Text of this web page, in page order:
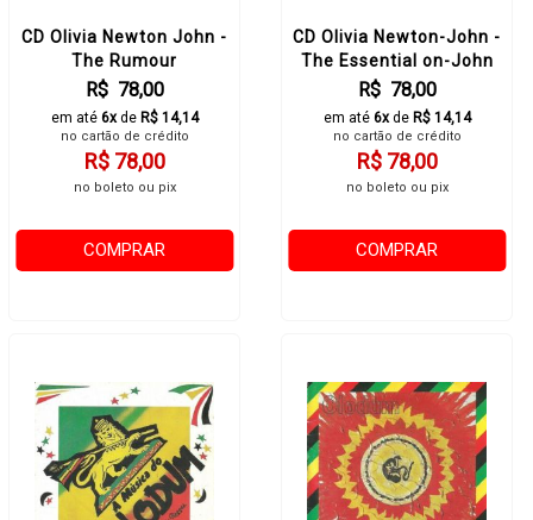
CD Olivia Newton John -
The Rumour
R$ 78,00
em até 6xde R$ 14,14
no cartão de crédito
R$ 78,00
no boleto ou pix
COMPRAR
CD Olivia Newton-John -
The Essential on-John
R$ 78,00
em até 6xde R$ 14,14
no cartão de crédito
R$ 78,00
no boleto ou pix
COMPRAR